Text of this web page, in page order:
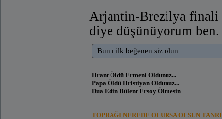
Arjantin-Brezilya finali
diye düşünüyorum ben.
Bunu ilk beğenen siz olun
Hrant Öldü Ermeni Oldunuz...
Papa Öldü Hristiyan Oldunuz...
Dua Edin Bülent Ersoy Ölmesin
TOPRAĞI NEREDE OLURSA OLSUN